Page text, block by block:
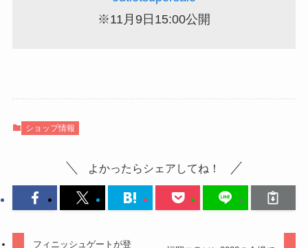
※11月9日15:00公開
ショップ情報
よかったらシェアしてね！
フィニッシュゲートが登